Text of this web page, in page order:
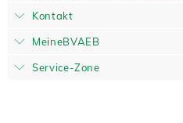
Kontakt
MeineBVAEB
Service-Zone